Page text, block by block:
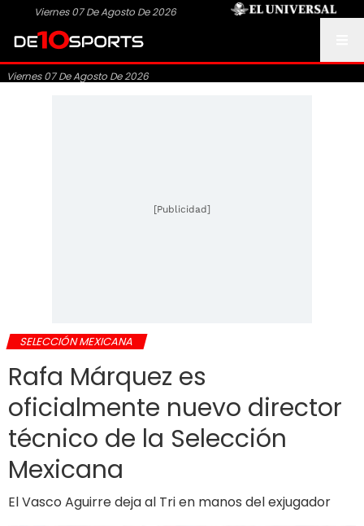
Viernes 07 De Agosto De 2026
Viernes 07 De Agosto De 2026
[Publicidad]
SELECCIÓN MEXICANA
Rafa Márquez es
oficialmente nuevo director
técnico de la Selección
Mexicana
El Vasco Aguirre deja al Tri en manos del exjugador